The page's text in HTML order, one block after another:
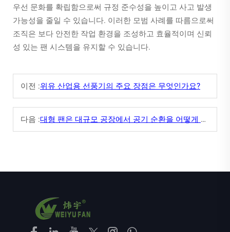
우선 문화를 확립함으로써 규정 준수성을 높이고 사고 발생
가능성을 줄일 수 있습니다. 이러한 모범 사례를 따름으로써
조직은 보다 안전한 작업 환경을 조성하고 효율적이며 신뢰
성 있는 팬 시스템을 유지할 수 있습니다.
이전 :위유 산업용 선풍기의 주요 장점은 무엇인가요?
다음 :대형 팬은 대규모 공장에서 공기 순환을 어떻게 개선할 수 있나요?